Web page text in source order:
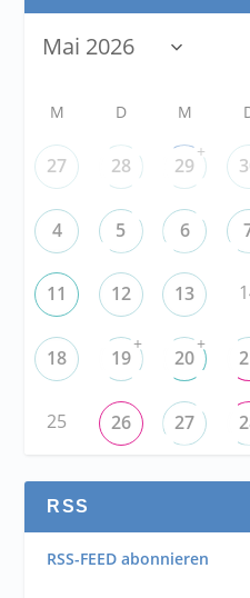
M D M
27 28 29
+
4 5 6
11 12 13
18 19
+
20
+
25 26 27
RSS
RSS-FEED abonnieren